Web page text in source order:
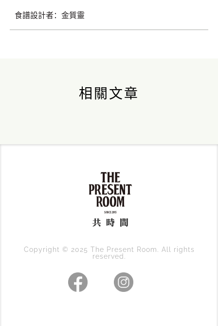
食譜設計者：金質靈
相關文章
Copyright © 2025 The Present Room. All rights
reserved.